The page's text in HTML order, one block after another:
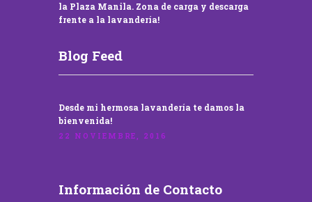
la Plaza Manila. Zona de carga y descarga
frente a la lavandería!
Blog Feed
Desde mi hermosa lavandería te damos la
bienvenida!
22 NOVIEMBRE, 2016
Información de Contacto